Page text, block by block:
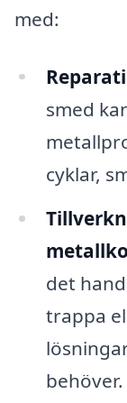
med:
smed
cyklar,
det
trappa
behöver.